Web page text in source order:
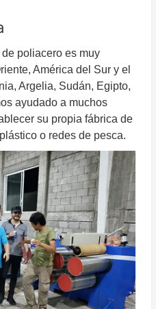
poliacero es muy
América del Sur y el
Argelia, Sudán, Egipto,
ayudado a muchos
su propia fábrica de
o redes de pesca.